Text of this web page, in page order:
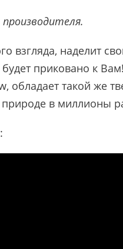
взгляда, наделит
приковано к
обладает такой же
в миллионы